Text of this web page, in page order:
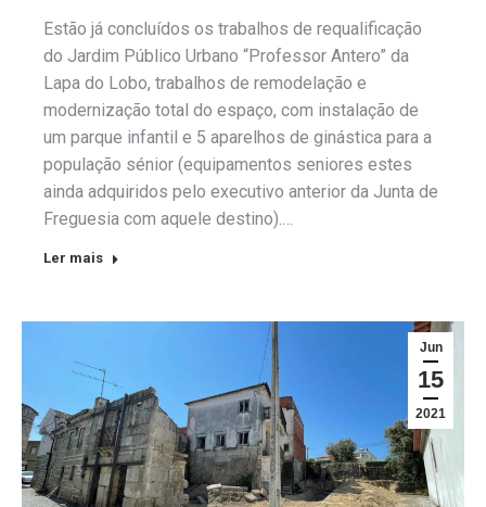
Estão já concluídos os trabalhos de requalificação
do Jardim Público Urbano “Professor Antero” da
Lapa do Lobo, trabalhos de remodelação e
modernização total do espaço, com instalação de
um parque infantil e 5 aparelhos de ginástica para a
população sénior (equipamentos seniores estes
ainda adquiridos pelo executivo anterior da Junta de
Freguesia com aquele destino).…
Ler mais
Jun
15
2021